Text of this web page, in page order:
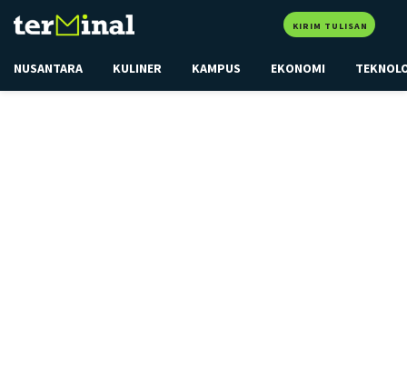
KIRIM TULISAN
NUSANTARA KULINER KAMPUS EKONOMI